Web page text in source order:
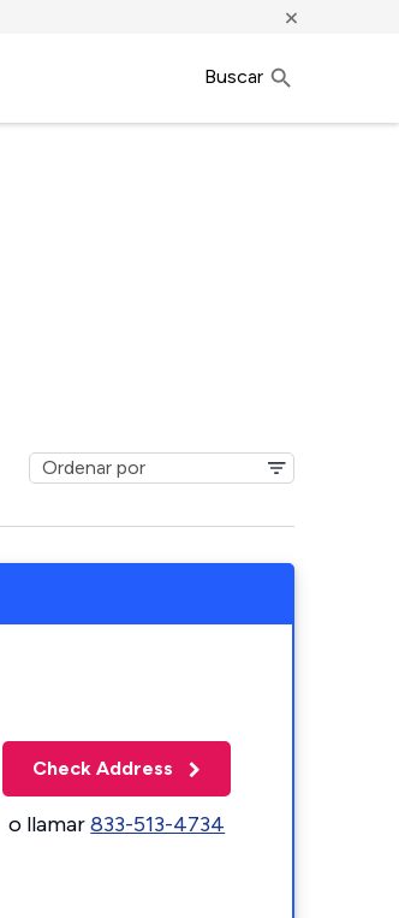
×
Buscar
Check Address
o llamar833-513-4734